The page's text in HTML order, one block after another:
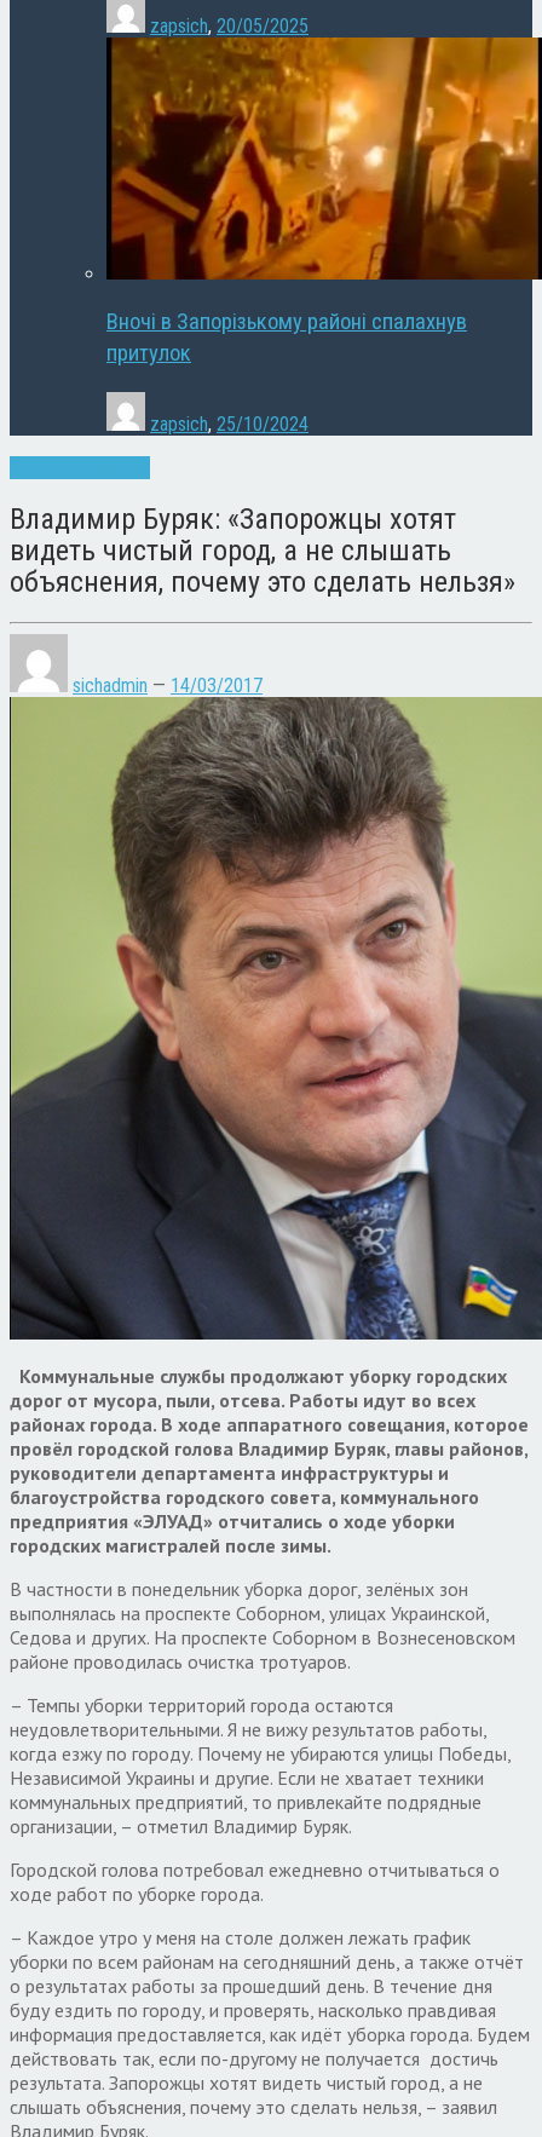
zapsich, 20/05/2025
Вночі в Запорізькому районі спалахнув
притулок
zapsich, 25/10/2024
Владимир Буряк: «Запорожцы хотят
видеть чистый город, а не слышать
объяснения, почему это сделать нельзя»
sichadmin — 14/03/2017
Коммунальные службы продолжают уборку городских
дорог от мусора, пыли, отсева. Работы идут во всех
районах города. В ходе аппаратного совещания, которое
провёл городской голова Владимир Буряк, главы районов,
руководители департамента инфраструктуры и
благоустройства городского совета, коммунального
предприятия «ЭЛУАД» отчитались о ходе уборки
городских магистралей после зимы.
В частности в понедельник уборка дорог, зелёных зон
выполнялась на проспекте Соборном, улицах Украинской,
Седова и других. На проспекте Соборном в Вознесеновском
районе проводилась очистка тротуаров.
– Темпы уборки территорий города остаются
неудовлетворительными. Я не вижу результатов работы,
когда езжу по городу. Почему не убираются улицы Победы,
Независимой Украины и другие. Если не хватает техники
коммунальных предприятий, то привлекайте подрядные
организации, – отметил Владимир Буряк.
Городской голова потребовал ежедневно отчитываться о
ходе работ по уборке города.
– Каждое утро у меня на столе должен лежать график
уборки по всем районам на сегодняшний день, а также отчёт
о результатах работы за прошедший день. В течение дня
буду ездить по городу, и проверять, насколько правдивая
информация предоставляется, как идёт уборка города. Будем
действовать так, если по-другому не получается достичь
результата. Запорожцы хотят видеть чистый город, а не
слышать объяснения, почему это сделать нельзя, – заявил
Владимир Буряк.